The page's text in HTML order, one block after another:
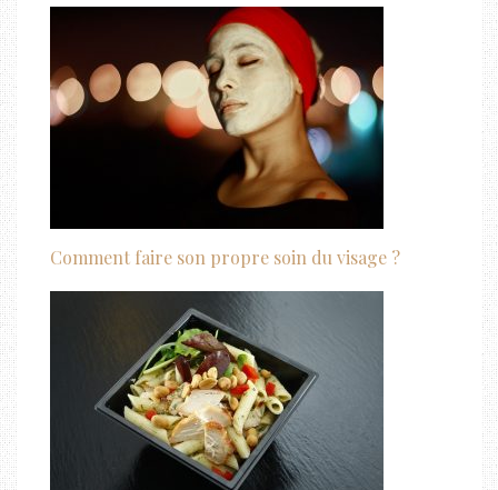
Comment faire son propre soin du visage ?